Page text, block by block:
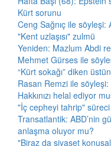
Kürt sorunu
Ceng Sağnıç ile söyleşi:
"Kent uzlaşısı" zulmü
Yeniden: Mazlum Abdi
Mehmet Gürses ile
“Kürt sokağı” diken
Rasan Remzi ile
Hakkınızı helal ediyor
"İç cepheyi tahrip" süreci
Transatlantik: ABD’nin
anlaşma oluyor mu?
"Biraz da siyaset